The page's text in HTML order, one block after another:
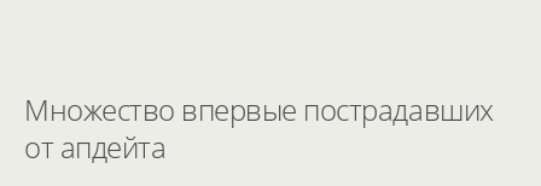
Множество впервые пострадавших
от апдейта